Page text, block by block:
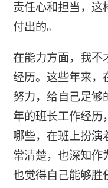
责任心和担当，这
付出的。
在能力方面，我不
经历。这些年来，
努力，给自己足够
年的班长工作经历
哪些，在班上扮演
常清楚，也深知作
也觉得自己能够胜